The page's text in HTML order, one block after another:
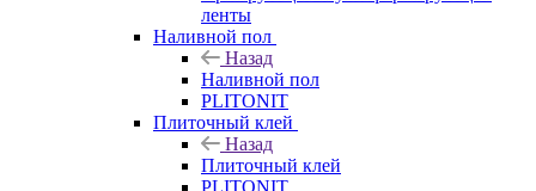
ленты
Наливной пол
Назад
Наливной пол
PLITONIT
Плиточный клей
Назад
Плиточный клей
PLITONIT